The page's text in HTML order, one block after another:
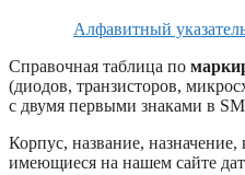
Алфавитный
Справочная таблица по
(диодов, транзисторов,
с двумя первыми знаками в
Корпус, название,
имеющиеся на нашем сайте